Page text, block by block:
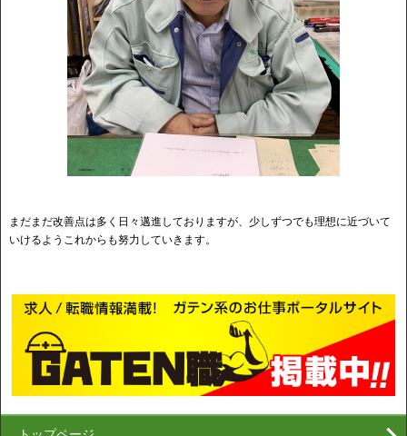
まだまだ改善点は多く日々邁進しておりますが、少しずつでも理想に近づいて
いけるようこれからも努力していきます。